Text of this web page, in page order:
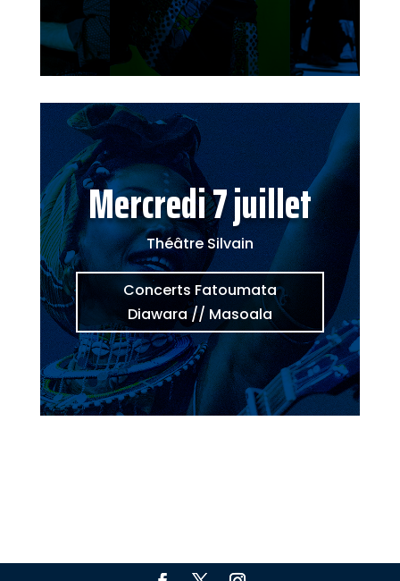
Mercredi 7 juillet
Théâtre Silvain
Concerts Fatoumata
Diawara // Masoala